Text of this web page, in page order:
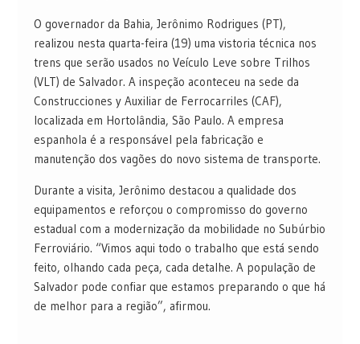
O governador da Bahia, Jerônimo Rodrigues (PT),
realizou nesta quarta-feira (19) uma vistoria técnica nos
trens que serão usados ​​no Veículo Leve sobre Trilhos
(VLT) de Salvador. A inspeção aconteceu na sede da
Construcciones y Auxiliar de Ferrocarriles (CAF),
localizada em Hortolândia, São Paulo. A empresa
espanhola é a responsável pela fabricação e
manutenção dos vagões do novo sistema de transporte.
Durante a visita, Jerônimo destacou a qualidade dos
equipamentos e reforçou o compromisso do governo
estadual com a modernização da mobilidade no Subúrbio
Ferroviário. “Vimos aqui todo o trabalho que está sendo
feito, olhando cada peça, cada detalhe. A população de
Salvador pode confiar que estamos preparando o que há
de melhor para a região”, afirmou.